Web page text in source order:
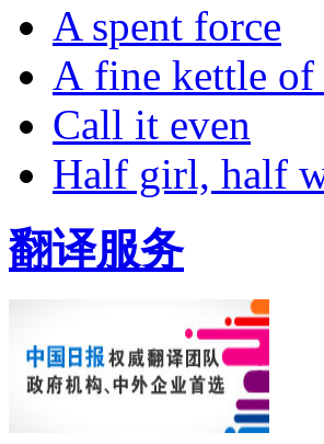
A spent force
A fine kettle of
Call it even
Half girl, half
翻译服务